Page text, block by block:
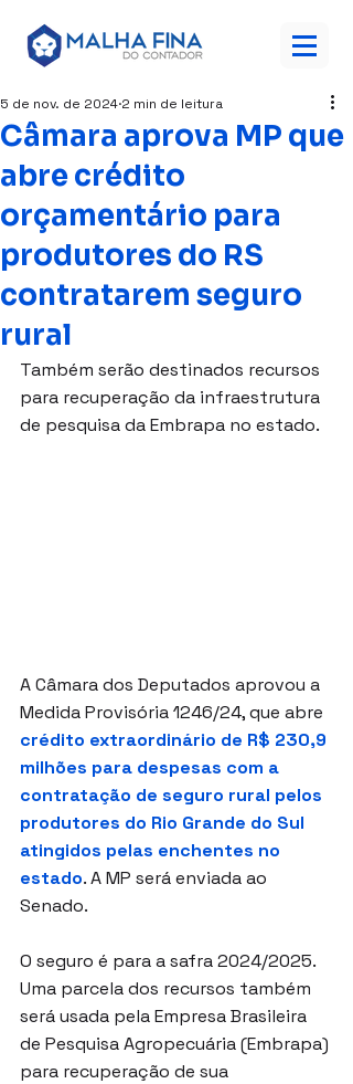
Câmara aprova MP que
abre crédito
orçamentário para
produtores do RS
contratarem seguro
rural
5 de nov. de 2024 2 min de leitura
Também serão destinados recursos
para recuperação da infraestrutura
de pesquisa da Embrapa no estado.
A Câmara dos Deputados aprovou a
Medida Provisória 1246/24, que abre
crédito extraordinário de R$ 230,9
milhões para despesas com a
contratação de seguro rural pelos
produtores do Rio Grande do Sul
atingidos pelas enchentes no
estado. A MP será enviada ao
Senado.
O seguro é para a safra 2024/2025.
Uma parcela dos recursos também
será usada pela Empresa Brasileira
de Pesquisa Agropecuária (Embrapa)
para recuperação de sua